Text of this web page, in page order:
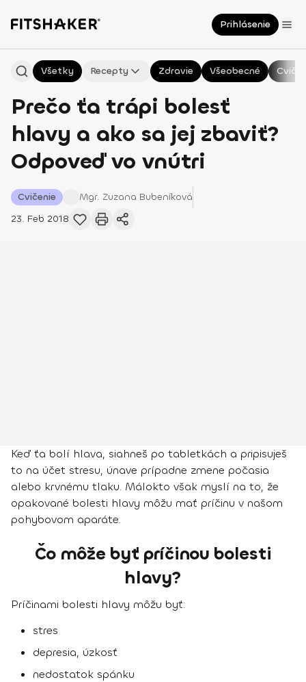
Prihlásenie
Všetky Recepty Zdravie Všeobecné
Prečo ťa trápi bolesť
hlavy a ako sa jej zbaviť?
Odpoveď vo vnútri
Cvičenie Mgr. Zuzana Bubeníková
23. Feb 2018
Keď ťa bolí hlava, siahneš po tabletkách a pripisuješ
to na účet stresu, únave prípadne zmene počasia
alebo krvnému tlaku. Málokto však myslí na to, že
opakované bolesti hlavy môžu mať príčinu v našom
pohybovom aparáte.
Čo môže byť príčinou bolesti
hlavy?
Príčinami bolesti hlavy môžu byť:
stres
depresia, úzkosť
nedostatok spánku